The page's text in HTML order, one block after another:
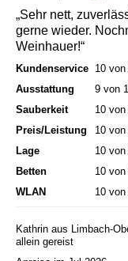
„Sehr nett,
gerne wieder.
Weinhauer!“
Kundenservice 10 von
Ausstattung
9 von
Sauberkeit
10 von
Preis/Leistung
10 von
Lage
10 von
Betten
10 von
WLAN
10 von
Kathrin aus Limbach-
allein gereist